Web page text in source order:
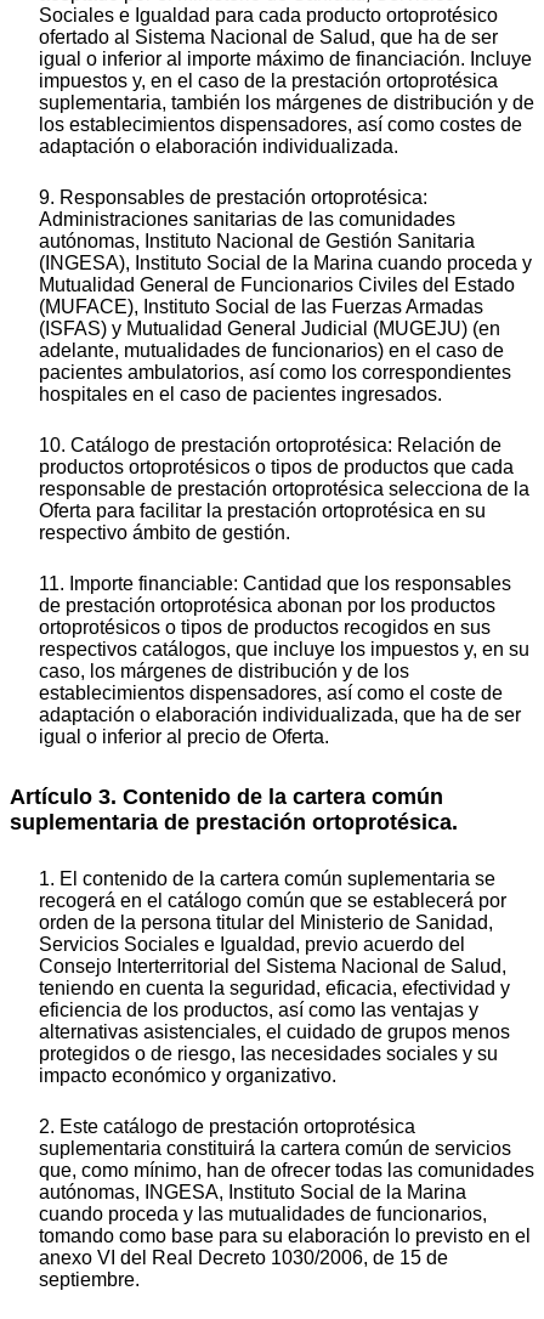
Sociales e Igualdad para cada producto ortoprotésico
ofertado al Sistema Nacional de Salud, que ha de ser
igual o inferior al importe máximo de financiación. Incluye
impuestos y, en el caso de la prestación ortoprotésica
suplementaria, también los márgenes de distribución y de
los establecimientos dispensadores, así como costes de
adaptación o elaboración individualizada.
9. Responsables de prestación ortoprotésica:
Administraciones sanitarias de las comunidades
autónomas, Instituto Nacional de Gestión Sanitaria
(INGESA), Instituto Social de la Marina cuando proceda y
Mutualidad General de Funcionarios Civiles del Estado
(MUFACE), Instituto Social de las Fuerzas Armadas
(ISFAS) y Mutualidad General Judicial (MUGEJU) (en
adelante, mutualidades de funcionarios) en el caso de
pacientes ambulatorios, así como los correspondientes
hospitales en el caso de pacientes ingresados.
10. Catálogo de prestación ortoprotésica: Relación de
productos ortoprotésicos o tipos de productos que cada
responsable de prestación ortoprotésica selecciona de la
Oferta para facilitar la prestación ortoprotésica en su
respectivo ámbito de gestión.
11. Importe financiable: Cantidad que los responsables
de prestación ortoprotésica abonan por los productos
ortoprotésicos o tipos de productos recogidos en sus
respectivos catálogos, que incluye los impuestos y, en su
caso, los márgenes de distribución y de los
establecimientos dispensadores, así como el coste de
adaptación o elaboración individualizada, que ha de ser
igual o inferior al precio de Oferta.
Artículo 3. Contenido de la cartera común
suplementaria de prestación ortoprotésica.
1. El contenido de la cartera común suplementaria se
recogerá en el catálogo común que se establecerá por
orden de la persona titular del Ministerio de Sanidad,
Servicios Sociales e Igualdad, previo acuerdo del
Consejo Interterritorial del Sistema Nacional de Salud,
teniendo en cuenta la seguridad, eficacia, efectividad y
eficiencia de los productos, así como las ventajas y
alternativas asistenciales, el cuidado de grupos menos
protegidos o de riesgo, las necesidades sociales y su
impacto económico y organizativo.
2. Este catálogo de prestación ortoprotésica
suplementaria constituirá la cartera común de servicios
que, como mínimo, han de ofrecer todas las comunidades
autónomas, INGESA, Instituto Social de la Marina
cuando proceda y las mutualidades de funcionarios,
tomando como base para su elaboración lo previsto en el
anexo VI del Real Decreto 1030/2006, de 15 de
septiembre.